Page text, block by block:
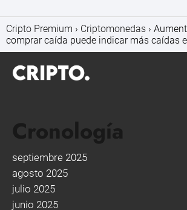
Cripto Premium Criptomonedas
comprar caída puede indicar más caídas
Cronología
septiembre 2025
agosto 2025
julio 2025
junio 2025